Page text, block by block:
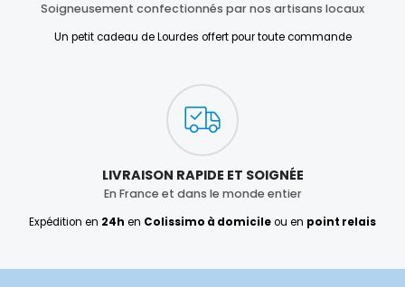
Soigneusement confectionnés par nos artisans locaux
Un petit cadeau de Lourdes offert pour toute commande
LIVRAISON RAPIDE ET SOIGNÉE
En France et dans le monde entier
Expédition en 24h en Colissimo à domicileou en point relais